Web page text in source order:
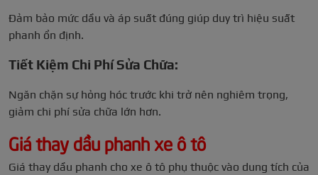
Đảm bảo mức dầu và áp suất đúng giúp duy trì hiệu suất
phanh ổn định.
Tiết Kiệm Chi Phí Sửa Chữa:
Ngăn chặn sự hỏng hóc trước khi trở nên nghiêm trọng,
giảm chi phí sửa chữa lớn hơn.
Giá thay dầu phanh xe ô tô
Giá thay dầu phanh cho xe ô tô phụ thuộc vào dung tích của